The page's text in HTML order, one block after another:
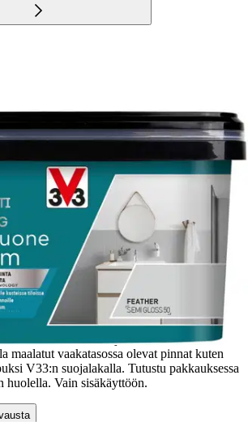
Kylpyhuoneeseen on suunniteltu kosteaan
kalusteille, seinäkaakeleille, työtasoille,
uusille ja vanhoille pinnoille jotka
lakattua tai maalattua puuta, melamiinia,
lasia, ruostumatonta terästä,
Tämä maali ei vaadi pohjamaalia, koska
muodostavat koostumuksen, joka
kovaankin pintaan kestäen samalla suuriakin
on vedenkestävä ja se kestää päivittäistä
mikrohuokoinen ja jättää
Tuotteen pakkauksessa on mukana
työvälineiden ja maalin käyttöä. Maalia
6h ensimmäisen kerroksen
24h kuluttua ja vedenkestävä 48h
maalatut vaakatasossa olevat pinnat kuten
V33:n suojalakalla. Tutustu pakkauksessa
Vain sisäkäyttöön.